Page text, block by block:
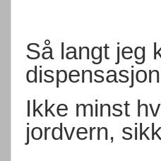
Så langt jeg
Ikke minst
jordvern,